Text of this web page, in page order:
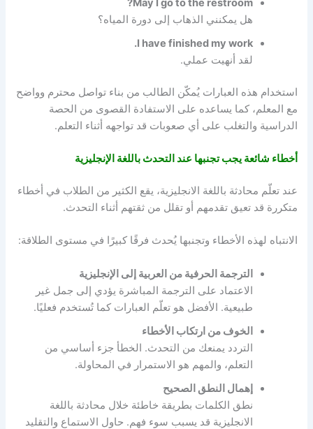
May I go to the restroom?
هل يمكنني الذهاب إلى دورة المياه؟
I have finished my work.
لقد أنهيت عملي.
استخدام هذه العبارات يُمكّن الطالب من بناء تواصل محترم وواضح
مع المعلم، كما يساعده على الاستفادة القصوى من الحصة
الدراسية والتغلب على أي صعوبات قد تواجهه أثناء التعلم.
أخطاء شائعة يجب تجنبها عند التحدث باللغة الإنجليزية
عند تعلّم محادثة باللغة الانجليزية، يقع الكثير من الطلاب في أخطاء
متكررة قد تعيق تقدمهم أو تقلل من ثقتهم أثناء التحدث.
الانتباه لهذه الأخطاء وتجنبها يُحدث فرقًا كبيرًا في مستوى الطلاقة:
الترجمة الحرفية من العربية إلى الإنجليزية
الاعتماد على الترجمة المباشرة يؤدي إلى جمل غير
طبيعية. الأفضل هو تعلّم العبارات كما تُستخدم فعليًا.
الخوف من ارتكاب الأخطاء
التردد يمنعك من التحدث. الخطأ جزء أساسي من
التعلم، والمهم هو الاستمرار في المحاولة.
إهمال النطق الصحيح
نطق الكلمات بطريقة خاطئة خلال محادثة باللغة
الانجليزية قد يسبب سوء فهم. حاول الاستماع والتقليد